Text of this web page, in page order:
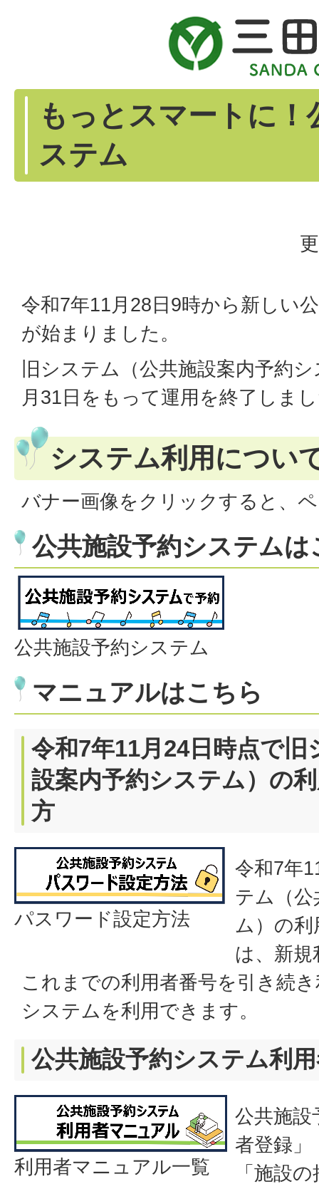
もっとスマートに！
ステム
令和7年11月28日9時から新しい
が始まりました。
旧システム（公共施設案内予約
月31日をもって運用を終了しま
システム利用につい
バナー画像をクリックすると、
公共施設予約システムは
公共施設予約システム
マニュアルはこちら
令和7年11月24日時点で旧
設案内予約システム）の
方
パスワード設定方法
令和7年
テム（
ム）の利
は、新
これまでの利用者番号を引き続
システムを利用できます。
公共施設予約システム利
利用者マニュアル一覧
公共施設
者登録」
「施設